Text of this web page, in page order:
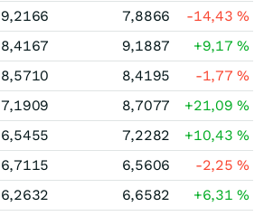
9,2166 7,8866 -14,43%
8,4167 9,1887 +9,17%
8,5710 8,4195 -1,77%
7,1909 8,7077 +21,09%
6,5455 7,2282 +10,43%
6,7115 6,5606 -2,25%
6,2632 6,6582 +6,31%